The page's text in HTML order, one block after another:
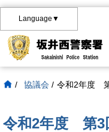
Language▼
/ 協議会 / 令和2年度
令和2年度 第3